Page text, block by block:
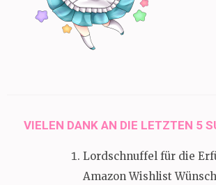
VIELEN DANK AN DIE LETZTEN 5
Lordschnuffel für die
Amazon Wishlist